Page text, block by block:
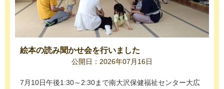
絵本の読み聞かせ会を行いました
公開日：2026年07月16日
7月10日午後1:30～2:30まで南大沢保健福祉センター大広